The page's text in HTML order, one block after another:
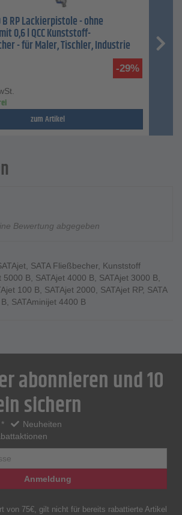
B RP Lackierpistole - ohne
0,6 l QCC Kunststoff-
- für Maler, Tischler, Industrie
-29%
zum Artikel
Bewertung abgegeben
, SATA Fließbecher, Kunststoff
5000 B, SATAjet 4000 B, SATAjet 3000 B,
100 B, SATAjet 2000, SATAjet RP, SATA
, SATAminijet 4400 B
abonnieren und 10
sichern
Neuheiten
Anmeldung
von 75€, gilt nicht für bereits rabattierte Artikel